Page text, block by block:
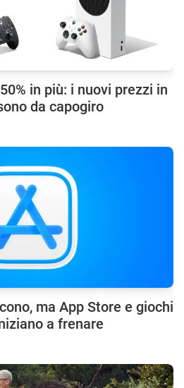
in più: i nuovi prezzi in
da capogiro
ma App Store e giochi
a frenare